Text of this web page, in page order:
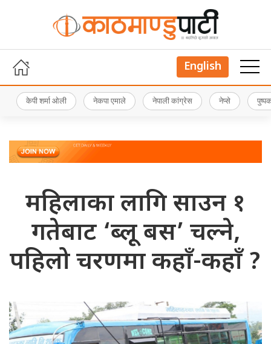
English
केपी शर्मा ओली नेकपा एमाले नेपाली कांग्रेस नेप्से
महिलाका लागि साउन १
गतेबाट ‘ब्लू बस’ चल्ने,
पहिलो चरणमा कहाँ-कहाँ ?